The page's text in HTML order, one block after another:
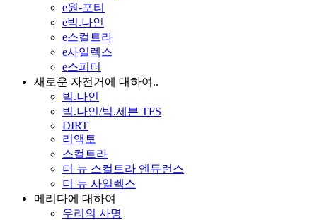
e원-포티
e빅.나인
e스컬트라
e사일렉스
e스피더
새로운 자전거에 대하여..
빅.나인
빅.나인/빅.세븐 TFS
DIRT
리액토
스컬트라
더 뉴 스컬트라 엔듀런스
더 뉴 사일렉스
메리다에 대하여
우리의 사명